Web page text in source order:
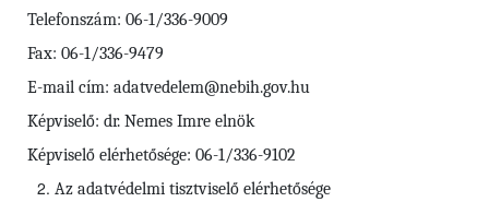
Telefonszám: 06-1/336-9009
Fax: 06-1/336-9479
E-mail cím: adatvedelem@nebih.gov.hu
Képviselő: dr. Nemes Imre elnök
Képviselő elérhetősége: 06-1/336-9102
Az adatvédelmi tisztviselő elérhetősége